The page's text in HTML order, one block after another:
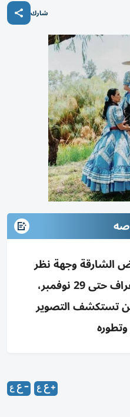
شارك
13 لمعرض الشارقة وجهة نظر
للتصوير برواق الفوتوغراف حتى 29 نوفمبر،
لـ6 فنانين تستكشف التصوير